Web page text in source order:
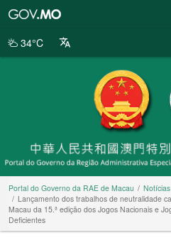
da
34°C
Portal do Governo da RAE de Macau
Notícias
Lançamento dos trabalhos de neutralidade
Macau da 15.ª edição dos Jogos Nacionais e
Deficientes